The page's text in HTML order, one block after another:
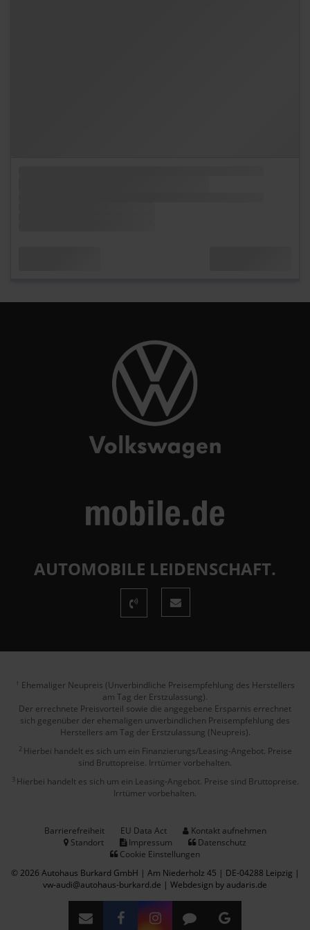
AUTOMOBILE LEIDENSCHAFT.
1 Ehemaliger Neupreis (Unverbindliche Preisempfehlung des Herstellers
am Tag der Erstzulassung).
Der errechnete Preisvorteil sowie die angegebene Ersparnis errechnet
sich gegenüber der ehemaligen unverbindlichen Preisempfehlung des
Herstellers am Tag der Erstzulassung (Neupreis).
2 Hierbei handelt es sich um ein Finanzierungs/Leasing-Angebot. Preise
sind Bruttopreise. Irrtümer vorbehalten.
3 Hierbei handelt es sich um ein Leasing-Angebot. Preise sind Bruttopreise.
Irrtümer vorbehalten.
Barrierefreiheit EU Data Act
Kontakt aufnehmen
Standort
Impressum
Datenschutz
Cookie Einstellungen
© 2026 Autohaus Burkard GmbH | Am Niederholz 45 | DE-04288 Leipzig |
vw-audi@autohaus-burkard.de | Webdesign by audaris.de